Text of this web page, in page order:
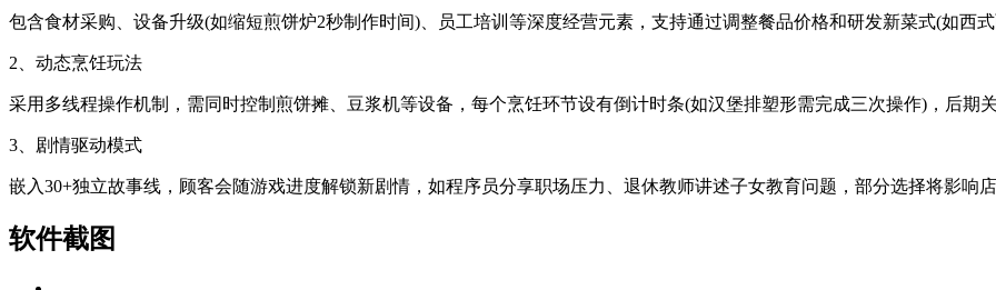
包含食材采购、设备升级(如缩短煎饼炉2秒制作时间)、员工培训等深度经营元素，支持通过调整餐品价格和研发新菜式(如西
2、动态烹饪玩法
采用多线程操作机制，需同时控制煎饼摊、豆浆机等设备，每个烹饪环节设有倒计时条(如汉堡排塑形需完成三次操作)，后期关
3、剧情驱动模式
嵌入30+独立故事线，顾客会随游戏进度解锁新剧情，如程序员分享职场压力、退休教师讲述子女教育问题，部分选择将影响店
软件截图